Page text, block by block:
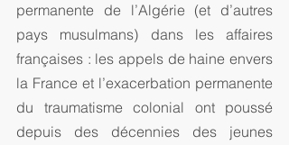
permanente de l’Algérie (et d’autres
pays musulmans) dans les affaires
françaises : les appels de haine envers
la France et l’exacerbation permanente
du traumatisme colonial ont poussé
depuis des décennies des jeunes